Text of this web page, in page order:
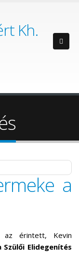
Kh.
a
az érintett, Kevin
Szülői Elidegenítés